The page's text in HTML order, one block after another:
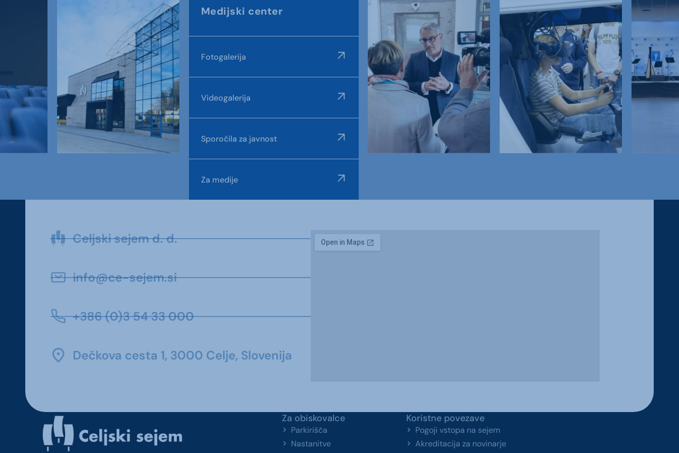
Medijski center
Fotogalerija
Videogalerija
Sporočila za javnost
Za medije
Celjski sejem d. d.
info@ce-sejem.si
+386 (0)3 54 33 000
Dečkova cesta 1, 3000 Celje, Slovenija
Za obiskovalce
Parkirišča
Nastanitve
Koristne povezave
Pogoji vstopa na sejem
Akreditacija za novinarje